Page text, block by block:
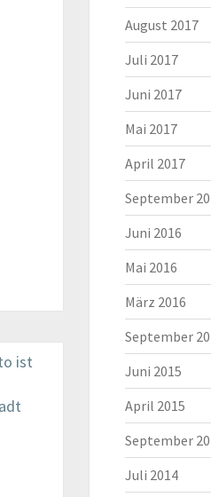
August 2017
Juli 2017
Juni 2017
Mai 2017
April 2017
September
Juni 2016
Mai 2016
März 2016
September
Juni 2015
April 2015
September
Juli 2014